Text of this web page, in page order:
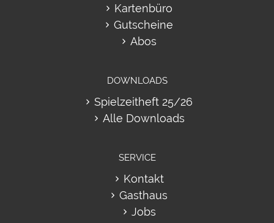
Kartenbüro
Gutscheine
Abos
DOWNLOADS
Spielzeitheft 25/26
Alle Downloads
SERVICE
Kontakt
Gasthaus
Jobs